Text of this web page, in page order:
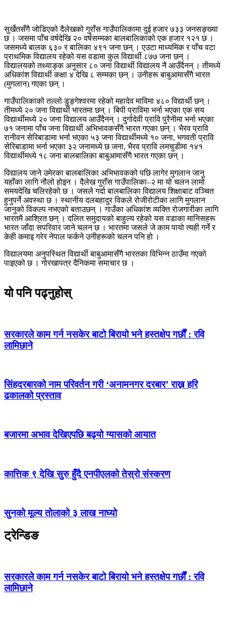
सुर्खेतसँगै जोडिएको दैलेखको गुराँस गाउँपालिकामा दुई हजार ७३३ जनसङ्ख्या
छ । जसमा पाँच वर्षदेखि २० वर्षसम्मका बालबालिकाको एक हजार १२१ छ ।
जसमध्ये बालक ६३० र बालिका ४९१ जना छन् । एउटा माध्यमिक र पाँच वटा
प्राथमिक विद्यालय रहेको यस वडामा कुल विद्यार्थी ८७७ जना छन् ।
विद्यालयको तथ्याङ्क अनुसार ८० जना विद्यार्थी विद्यालय नै आउँदैनन् । तीमध्ये
अधिकांश विद्यार्थी कक्षा ४ देखि ८ सम्मका छन् । उनीहरू बाबुआमासँगै भारत
(मुगलान) गएका छन् ।
गाउँपालिकाको तल्लो डुङ्गेश्वरमा रहेको महादेव माविमा ४८० विद्यार्थी छन् ।
तीमध्ये २० जना विद्यार्थी भारतमा छन् । बिपी प्राविमा भर्ना भएका एक सय
विद्यार्थीमध्ये २० जना विद्यालय आउँदैनन् । दुर्गादेवी प्रावि पुरैनीमा भर्ना भएका
७१ जनामा पाँच जना विद्यार्थी अभिभावकसँगै भारत गएका छन् । भैरव प्रावि
रानीवन सेरिबाडामा भर्ना भएका ५३ जना विद्यार्थीमध्ये १० जना, भगवती प्रावि
सेरिबाडामा भर्ना भएका ३२ जनामध्ये छ जना, भैरव प्रावि लमचुडीमा १४१
विद्यार्थीमध्ये १८ जना बालबालिका बाबुआमासँगै भारत गएका छन् ।
विद्यालय जाने उमेरका बालबालिका अभिभावकको पछि लागेर मुगलान जानु
यहाँका लागि नौलो होइन । दैलेख गुराँस गाउँपालिका–२ मा यो चलन लामो
समयदेखि चलिरहेको छ । जसले गर्दा बालबालिका विद्यालय शिक्षाबाट वञ्चित
हुनुपर्ने अवस्था छ । स्थानीय दलबहादुर विकले रोजीरोटीका लागि मुगलान
जानुको विकल्प नभएको बताउछन् । गाउँका अधिकांश व्यक्ति रोजगारीका लागि
भारतमै आश्रित छन् । दलित समुदायको बाहुल्य रहेको यस वडाका मानिसहरू
भारत जाँदा सपरिवार जाने चलन छ । भारतमा जसले जे काम पायो त्यही गर्ने र
केही कमाइ गरेर नेपाल फर्कने उनीहरूको चलन पनि हो ।
विद्यालयमा अनुपस्थित विद्यार्थी बाबुआमासँगै भारतका विभिन्न ठाउँमा गएको
पाइएको छ । गोरखापत्र दैनिकमा समाचार छ ।
यो पनि पढ्नुहोस्
सरकारले काम गर्न नसकेर बाटो बिरायो भने हस्तक्षेप गर्छौं : रवि
लामिछाने
सिंहदरबारको नाम परिवर्तन गरी ‘अनामनगर दरबार’ राख्न हरि
ढकालको प्रस्ताव
बजारमा अभाव देखिएपछि बढ्यो ग्यासको आयात
कात्तिक ९ देखि सुरु हुँदै एनपीएलको तेस्रो संस्करण
सुनको मूल्य तोलाको ३ लाख नाघ्यो
ट्रेन्डिङ
सरकारले काम गर्न नसकेर बाटो बिरायो भने हस्तक्षेप गर्छौं : रवि
लामिछाने